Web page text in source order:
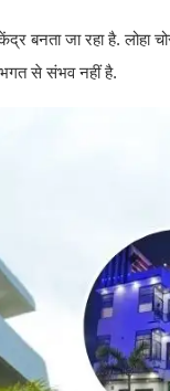
बनता जा रहा है. लोहा
से संभव नहीं है.